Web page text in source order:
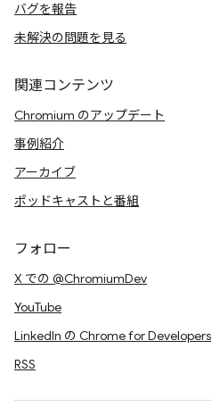
バグを報告
未解決の問題を見る
関連コンテンツ
Chromium のアップデート
事例紹介
アーカイブ
ポッドキャストと番組
フォロー
X での @ChromiumDev
YouTube
LinkedIn の Chrome for Developers
RSS